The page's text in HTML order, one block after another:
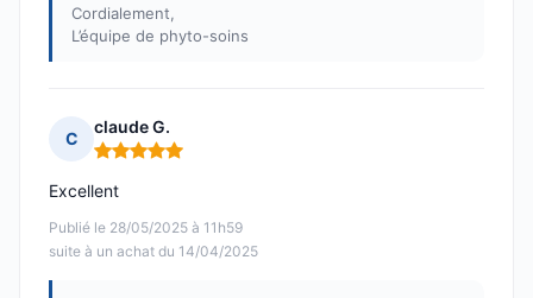
Cordialement,
L’équipe de phyto-soins
C
claude G.
Note : 5 sur 5
Publié le 28/05/2025 à 11h59
suite à un achat du 14/04/2025
Excellent